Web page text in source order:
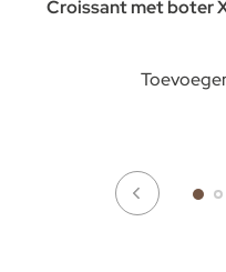
Croissant met boter